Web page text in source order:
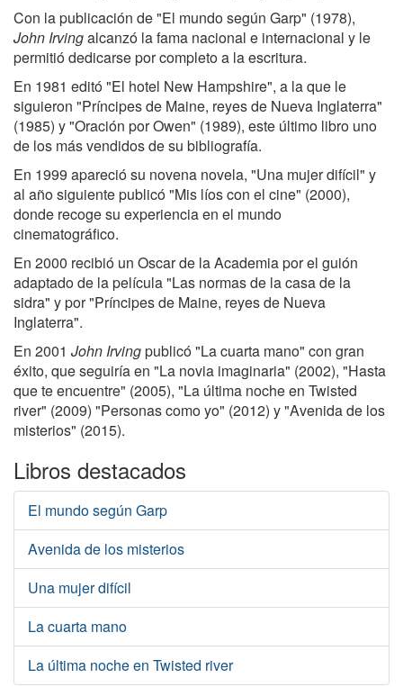
Con la publicación de "El mundo según Garp" (1978),
John Irvingalcanzó la fama nacional e internacional y le
permitió dedicarse por completo a la escritura.
En 1981 editó "El hotel New Hampshire", a la que le
siguieron "Príncipes de Maine, reyes de Nueva Inglaterra"
(1985) y "Oración por Owen" (1989), este último libro uno
de los más vendidos de su bibliografía.
En 1999 apareció su novena novela, "Una mujer difícil" y
al año siguiente publicó "Mis líos con el cine" (2000),
donde recoge su experiencia en el mundo
cinematográfico.
En 2000 recibió un Oscar de la Academia por el guión
adaptado de la película "Las normas de la casa de la
sidra" y por "Príncipes de Maine, reyes de Nueva
Inglaterra".
En 2001 John Irvingpublicó "La cuarta mano" con gran
éxito, que seguiría en "La novia imaginaria" (2002), "Hasta
que te encuentre" (2005), "La última noche en Twisted
river" (2009) "Personas como yo" (2012) y "Avenida de los
misterios" (2015).
Libros destacados
El mundo según Garp
Avenida de los misterios
Una mujer difícil
La cuarta mano
La última noche en Twisted river